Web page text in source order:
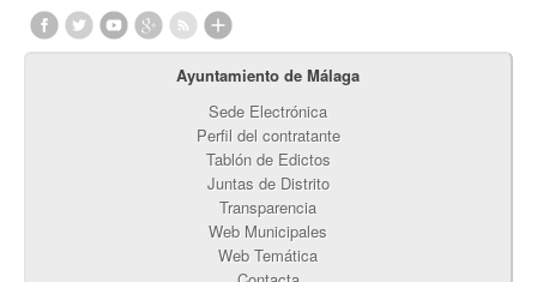
Ayuntamiento de Málaga
Sede Electrónica
Perfil del contratante
Tablón de Edictos
Juntas de Distrito
Transparencia
Web Municipales
Web Temática